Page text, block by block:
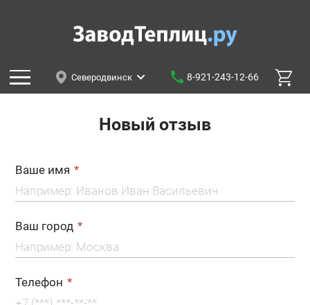
Северодвинск 8-921-243-12-66
Новый отзыв
Ваше имя
Ваш город
Телефон